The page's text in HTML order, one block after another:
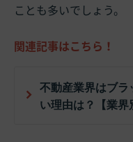
ことも多いでしょう。
関連記事はこちら！
不動産業界はブラ
い理由は？【業界